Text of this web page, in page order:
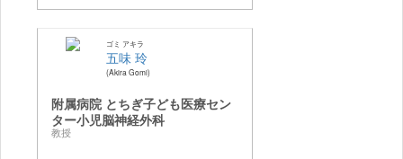
ゴミ アキラ
五味 玲
Akira Gomi
附属病院 とちぎ子ども医療セン
ター小児脳神経外科
教授